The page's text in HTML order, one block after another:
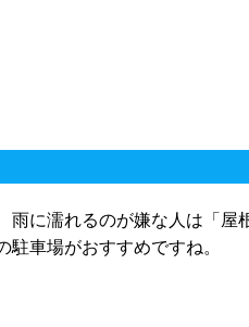
雨に濡れるのが嫌な人は「屋
車場がおすすめですね。